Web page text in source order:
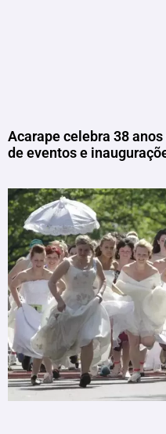
Acarape celebra 38
de eventos e